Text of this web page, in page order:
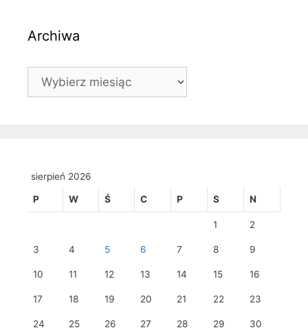
Archiwa
Archiwa
sierpień 2026
P W Ś C P S N
1 2
3 4 5 6 7 8 9
10 11 12 13 14 15 16
17 18 19 20 21 22 23
24 25 26 27 28 29 30